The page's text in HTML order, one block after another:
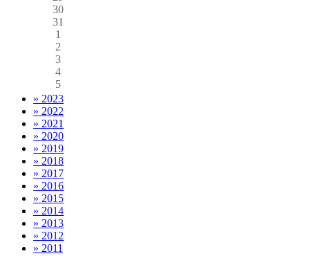
30
31
1
2
3
4
5
» 2023
» 2022
» 2021
» 2020
» 2019
» 2018
» 2017
» 2016
» 2015
» 2014
» 2013
» 2012
» 2011